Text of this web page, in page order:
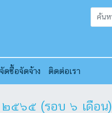
ดซื้อจัดจ้าง ติดต่อเรา
๒๕๖๕ (รอบ ๖ เดือน)